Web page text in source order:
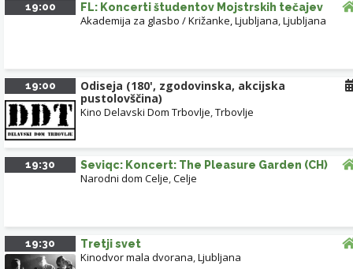
19:00 FL: Koncerti študentov Mojstrskih tečajev
Akademija za glasbo / Križanke, Ljubljana,Ljubljana
19:00
Odiseja (180', zgodovinska, akcijska
pustolovščina)
Kino Delavski Dom Trbovlje,Trbovlje
19:30 Seviqc: Koncert: The Pleasure Garden (CH)
Narodni dom Celje,Celje
19:30 Tretji svet
Kinodvor mala dvorana,Ljubljana